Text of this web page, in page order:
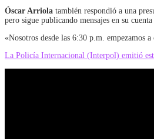
Óscar Arriola también respondió a una
pero sigue publicando mensajes en su
«Nosotros desde las 6:30 p.m. empezamos
La Policía Internacional (Interpol) emitió